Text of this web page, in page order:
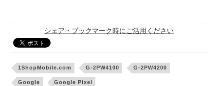
シェア・ブックマーク時にご活用ください
1ShopMobile.com G-2PW4100 G-2PW4200
Google Google Pixel